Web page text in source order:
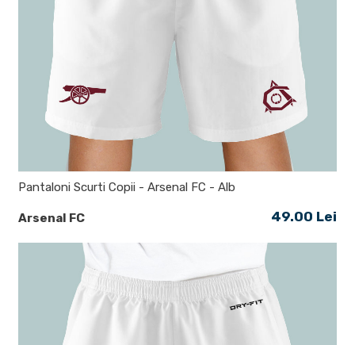
Arsenal FC
Pantaloni Scurti Copii - Arsenal FC - Alb
49.00 Lei